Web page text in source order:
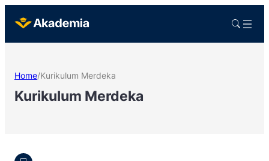
Home/Kurikulum Merdeka
Kurikulum Merdeka